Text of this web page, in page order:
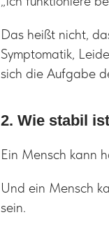
Das heißt nicht,
Symptomatik,
sich die Aufgabe
2. Wie stabil
Ein Mensch kann
Und ein Mensch
sein.